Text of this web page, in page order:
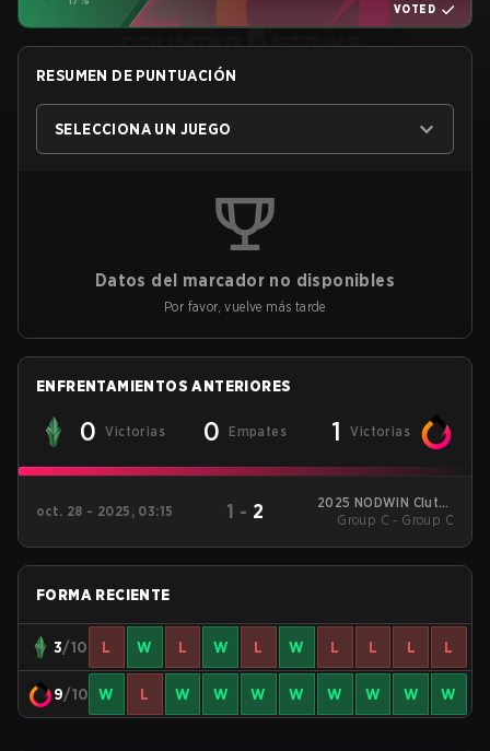
VOTED
RESUMEN DE PUNTUACIÓN
SELECCIONA UN JUEGO
Datos del marcador no disponibles
Por favor, vuelve más tarde
ENFRENTAMIENTOS ANTERIORES
0 Victorias 0 Empates 1 Victorias
oct. 28 - 2025, 03:15 1 - 2
2025 NODWIN Clutch
Series #2
Group C - Group C
FORMA RECIENTE
3/10 L W L W L W L L L L
9/10 W L W W W W W W W W